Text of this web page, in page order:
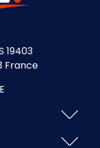
19403
France